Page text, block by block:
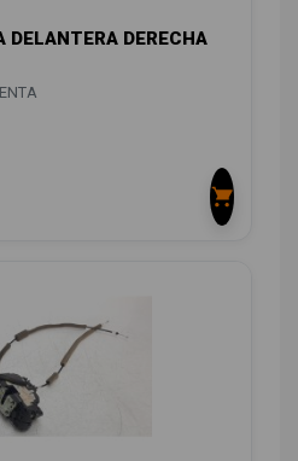
DELANTERA DERECHA